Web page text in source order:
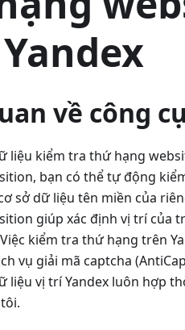
về công
liệu kiểm tra thứ hạng
bạn có thể tự động
sở dữ liệu tên miền của
giúp xác định vị trí của
kiểm tra thứ hạng trên
vụ giải mã captcha
liệu vị trí Yandex luôn hợp